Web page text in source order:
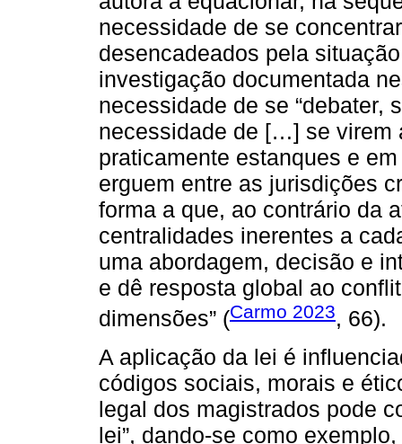
necessidade de se
desencadeados pela
investigação documentada
necessidade de se “debater,
necessidade de […] se virem
praticamente estanques e
erguem entre as jurisdições
forma a que, ao contrário da
centralidades inerentes a
uma abordagem, decisão e
e dê resposta global ao
dimensões” (Carmo 2023, 66).
A aplicação da lei é
códigos sociais, morais e
legal dos magistrados pode
lei”, dando-se como